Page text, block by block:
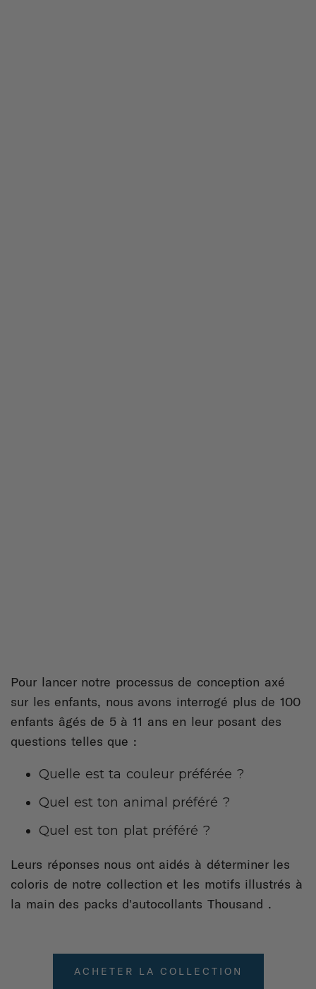
Pour lancer notre processus de conception axé
sur les enfants, nous avons interrogé plus de 100
enfants âgés de 5 à 11 ans en leur posant des
questions telles que :
Quelle est ta couleur préférée ?
Quel est ton animal préféré ?
Quel est ton plat préféré ?
Leurs réponses nous ont aidés à déterminer les
coloris de notre collection et les motifs illustrés à
la main des packs d'autocollants Thousand .
ACHETER LA COLLECTION